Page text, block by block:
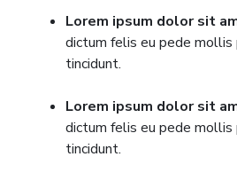
Lorem ipsum dolor sit
dictum felis eu pede
tincidunt.
Lorem ipsum dolor sit
dictum felis eu pede
tincidunt.